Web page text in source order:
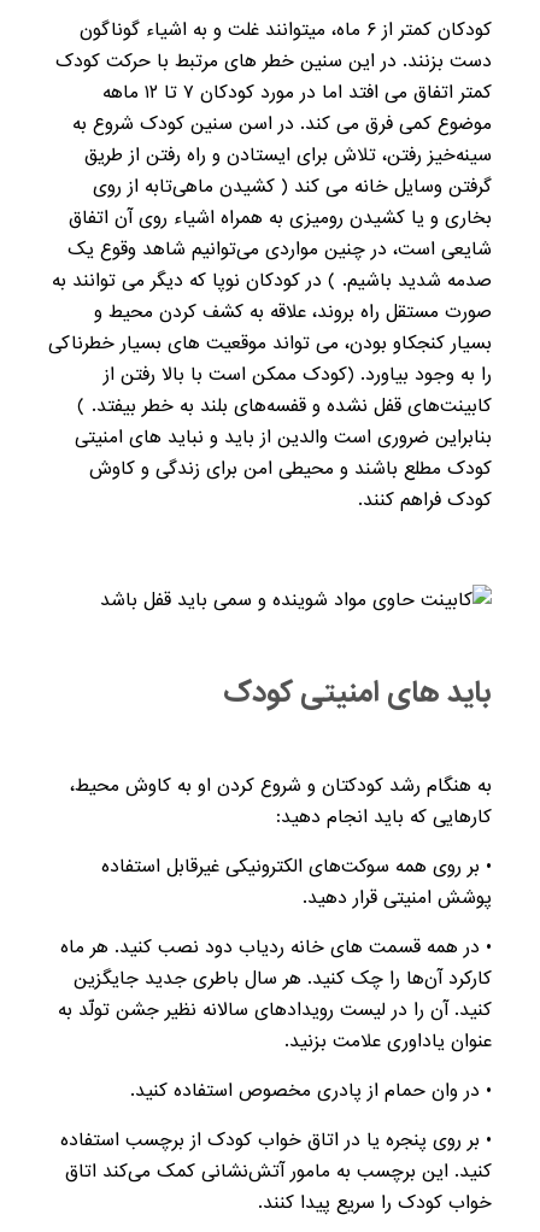
کودکان کمتر از ۶ ماه، میتوانند غلت و به اشیاء گوناگون
دست بزنند. در این سنین خطر های مرتبط با حرکت کودک
کمتر اتفاق می افتد اما در مورد کودکان ۷ تا ۱۲ ماهه
موضوع کمی فرق می کند. در اسن سنین کودک شروع به
سینه‌خیز رفتن، تلاش برای ایستادن و راه رفتن از طریق
گرفتن وسایل خانه می کند ( کشیدن ماهی‌تابه از روی
بخاری و یا کشیدن رومیزی به همراه اشیاء روی آن اتفاق
شایعی است، در چنین مواردی می‌توانیم شاهد وقوع یک
صدمه شدید باشیم. ) در کودکان نوپا که دیگر می توانند به
صورت مستقل راه بروند، علاقه به کشف کردن محیط و
بسیار کنجکاو بودن، می تواند موقعیت های بسیار خطرناکی
را به وجود بیاورد. (کودک ممکن است با بالا رفتن از
کابینت‌های قفل نشده و قفسه‌های بلند به خطر بيفتد. )
بنابراین ضروری است والدین از باید و نباید های امنیتی
کودک مطلع باشند و محیطی امن برای زندگی و کاوش
کودک فراهم کنند.
باید های امنیتی کودک
به هنگام رشد کودکتان و شروع کردن او به کاوش محیط،
کارهایی که باید انجام دهید:
• بر روی همه سوکت‌های الکترونیکی غیرقابل استفاده
پوشش امنیتی قرار دهید.
• در همه قسمت های خانه ردیاب دود نصب کنید. هر ماه
کارکرد آن‌ها را چک کنید. هر سال باطری جدید جایگزین
کنید. آن را در لیست رویدادهای سالانه نظیر جشن تولّد به
عنوان یاداوری علامت بزنید.
• در وان حمام از پادری مخصوص استفاده کنید.
• بر روی پنجره یا در اتاق خواب کودک از برچسب استفاده
کنید. این برچسب به مامور آتش‌نشانی کمک می‌کند اتاق
خواب کودک را سریع پیدا کنند.